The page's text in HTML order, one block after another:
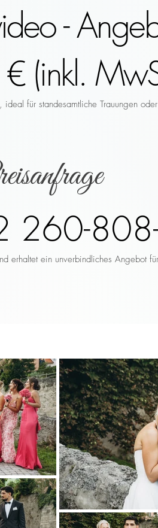
-
(inkl.
für standesamtliche Trauungen
260-
erhaltet ein unverbindliches Angebot